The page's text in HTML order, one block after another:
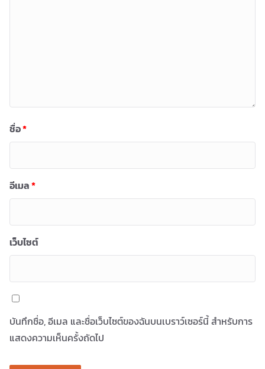
ชื่อ*
อีเมล*
เว็บไซต์
บันทึกชื่อ, อีเมล และชื่อเว็บไซต์ของฉันบนเบราว์เซอร์นี้ สำหรับการ
แสดงความเห็นครั้งถัดไป